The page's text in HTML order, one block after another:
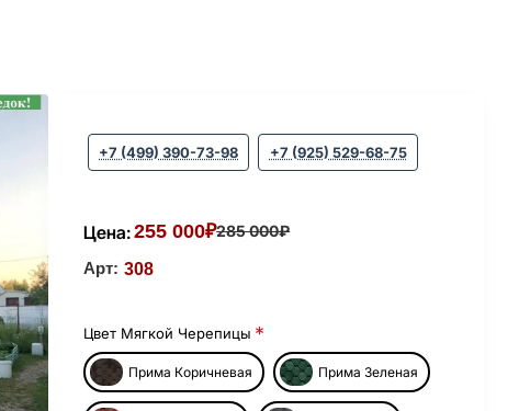
+7 (499) 390-73-98 +7 (925) 529-68-75
Цена:255 000₽285 000₽
Арт: 308
Цвет Мягкой Черепицы
Прима Коричневая Прима Зеленая